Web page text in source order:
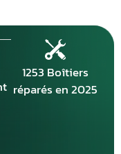
1253 Boîtiers
réparés en 2025